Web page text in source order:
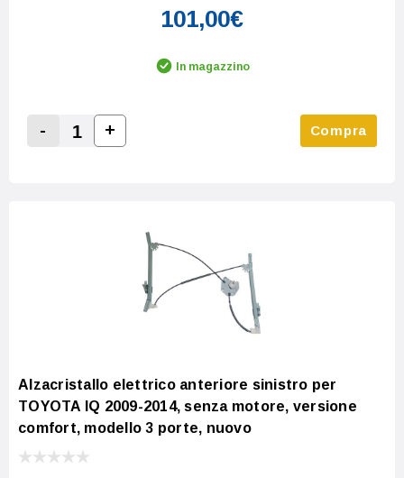
101,00€
In magazzino
Decrease Quantity:
-
Increase Quantity:
+ Compra
Alzacristallo elettrico anteriore sinistro per
TOYOTA IQ 2009-2014, senza motore, versione
comfort, modello 3 porte, nuovo